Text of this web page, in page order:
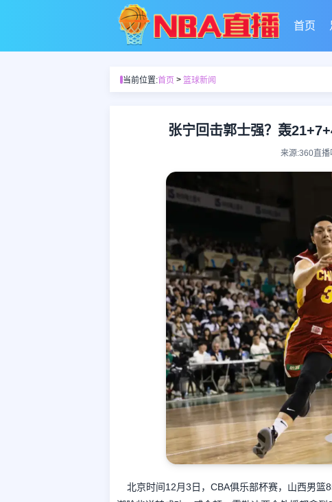
首页
当前位置:首页 > 篮球新闻
张宁回击郭士强？轰
来源:360直播
北京时间12月3日，CBA俱乐部杯赛，山西男